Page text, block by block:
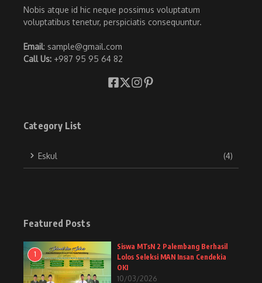
Nobis atque id hic neque possimus voluptatum
voluptatibus tenetur, perspiciatis consequuntur.
Email: sample@gmail.com
Call Us: +987 95 95 64 82
Category List
Eskul (4)
Featured Posts
1
Siswa MTsN 2 Palembang Berhasil
Lolos Seleksi MAN Insan Cendekia
OKI
10/03/2026